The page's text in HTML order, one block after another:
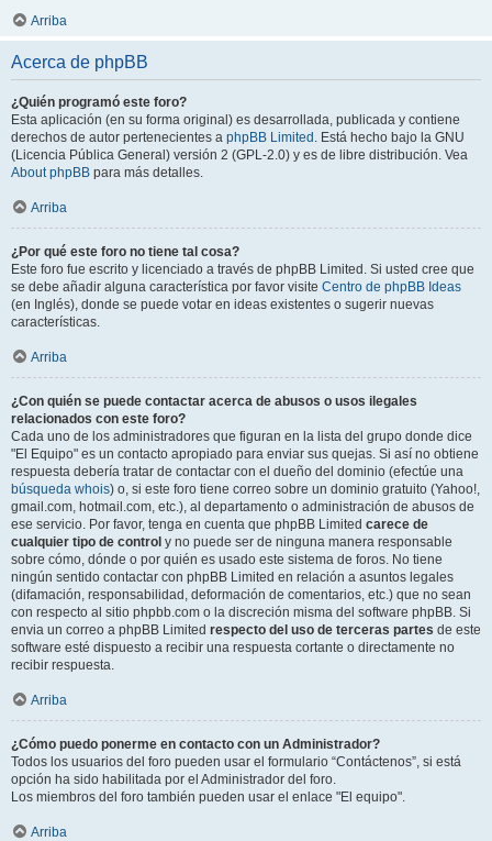
Arriba
Acerca de phpBB
¿Quién programó este foro?
Esta aplicación (en su forma original) es desarrollada, publicada y contiene
derechos de autor pertenecientes a phpBB Limited . Está hecho bajo la GNU
(Licencia Pública General) versión 2 (GPL-2.0) y es de libre distribución. Vea
About phpBB para más detalles.
Arriba
¿Por qué este foro no tiene tal cosa?
Este foro fue escrito y licenciado a través de phpBB Limited. Si usted cree que
se debe añadir alguna característica por favor visite Centro de phpBB Ideas
(en Inglés), donde se puede votar en ideas existentes o sugerir nuevas
características.
Arriba
¿Con quién se puede contactar acerca de abusos o usos ilegales
relacionados con este foro?
Cada uno de los administradores que figuran en la lista del grupo donde dice
"El Equipo" es un contacto apropiado para enviar sus quejas. Si así no obtiene
respuesta debería tratar de contactar con el dueño del dominio (efectúe una
búsqueda whois) o, si este foro tiene correo sobre un dominio gratuito (Yahoo!,
gmail.com, hotmail.com, etc.), al departamento o administración de abusos de
ese servicio. Por favor, tenga en cuenta que phpBB Limited carece de
cualquier tipo de control y no puede ser de ninguna manera responsable
sobre cómo, dónde o por quién es usado este sistema de foros. No tiene
ningún sentido contactar con phpBB Limited en relación a asuntos legales
(difamación, responsabilidad, deformación de comentarios, etc.) que no sean
con respecto al sitio phpbb.com o la discreción misma del software phpBB. Si
envia un correo a phpBB Limited respecto del uso de terceras partes de este
software esté dispuesto a recibir una respuesta cortante o directamente no
recibir respuesta.
Arriba
¿Cómo puedo ponerme en contacto con un Administrador?
Todos los usuarios del foro pueden usar el formulario “Contáctenos”, si está
opción ha sido habilitada por el Administrador del foro.
Los miembros del foro también pueden usar el enlace "El equipo".
Arriba